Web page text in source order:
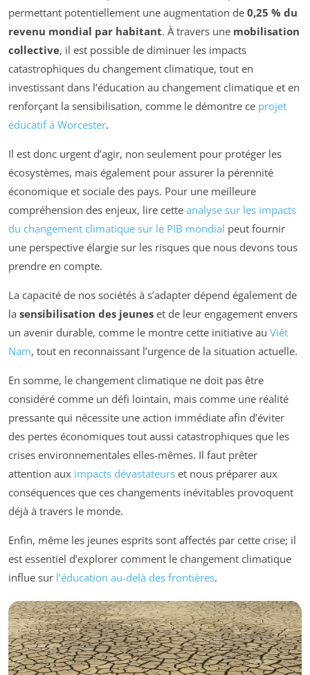
permettant potentiellement une augmentation de 0,25 % du
revenu mondial par habitant. À travers une mobilisation
collective, il est possible de diminuer les impacts
catastrophiques du changement climatique, tout en
investissant dans l’éducation au changement climatique et en
renforçant la sensibilisation, comme le démontre ce projet
éducatif à Worcester.
Il est donc urgent d’agir, non seulement pour protéger les
écosystèmes, mais également pour assurer la pérennité
économique et sociale des pays. Pour une meilleure
compréhension des enjeux, lire cette analyse sur les impacts
du changement climatique sur le PIB mondial peut fournir
une perspective élargie sur les risques que nous devons tous
prendre en compte.
La capacité de nos sociétés à s’adapter dépend également de
la sensibilisation des jeunes et de leur engagement envers
un avenir durable, comme le montre cette initiative au Viêt
Nam, tout en reconnaissant l’urgence de la situation actuelle.
En somme, le changement climatique ne doit pas être
considéré comme un défi lointain, mais comme une réalité
pressante qui nécessite une action immédiate afin d’éviter
des pertes économiques tout aussi catastrophiques que les
crises environnementales elles-mêmes. Il faut prêter
attention aux impacts dévastateurs et nous préparer aux
conséquences que ces changements inévitables provoquent
déjà à travers le monde.
Enfin, même les jeunes esprits sont affectés par cette crise; il
est essentiel d’explorer comment le changement climatique
influe sur l’éducation au-delà des frontières.